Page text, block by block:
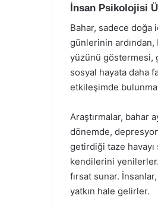
İnsan Psikolojisi
Bahar, sadece doğa
günlerinin
yüzünü göstermesi,
sosyal hayata daha
etkileşimde
Araştırmalar, bahar
dönemde,
getirdiği taze
kendilerini
fırsat sunar.
yatkın hale gelirler.